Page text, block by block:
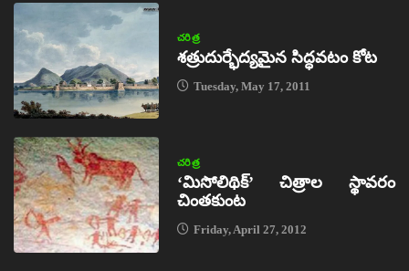
చరిత్ర
శత్రుదుర్భేద్యమైన సిద్ధవటం కోట
Tuesday, May 17, 2011
చరిత్ర
‘మిసోలిథిక్‌’ చిత్రాల స్థావరం
చింతకుంట
Friday, April 27, 2012